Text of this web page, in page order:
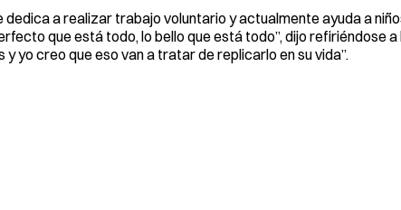
dedica a realizar trabajo voluntario y actualmente ayuda a
que está todo, lo bello que está todo”, dijo refiriéndose
yo creo que eso van a tratar de replicarlo en su vida”.